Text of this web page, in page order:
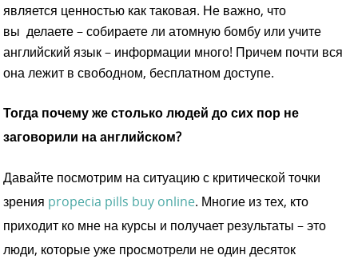
является ценностью как таковая. Не важно, что
вы делаете – собираете ли атомную бомбу или учите
английский язык – информации много! Причем почти вся
она лежит в свободном, бесплатном доступе.
Тогда почему же столько людей до сих пор не
заговорили на английском?
Давайте посмотрим на ситуацию с критической точки
зрения propecia pills buy online. Многие из тех, кто
приходит ко мне на курсы и получает результаты – это
люди, которые уже просмотрели не один десяток